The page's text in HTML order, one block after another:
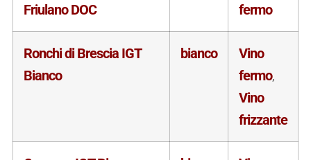
Friulano DOC
fermo
Ronchi di Brescia IGT
Bianco
bianco
Vino
fermo,
Vino
frizzante